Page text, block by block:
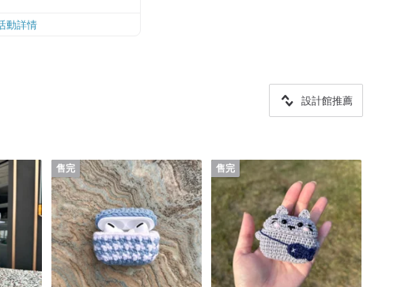
動詳情
設計館推薦
售完 售完